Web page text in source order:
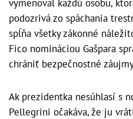
vymenoval každú osobu,
podozrivá zo spáchania
spĺňa všetky zákonné
Fico nomináciou Gašpara
chrániť bezpečnostné
Ak prezidentka nesúhlasí s
Pellegrini očakáva, že ju